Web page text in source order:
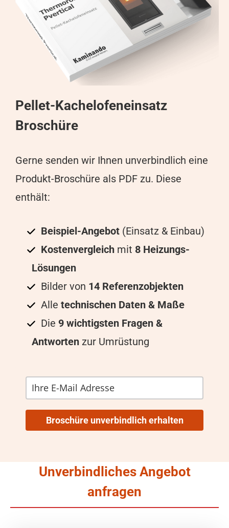
Pellet-Kachelofeneinsatz
Broschüre
Gerne senden wir Ihnen unverbindlich eine
Produkt-Broschüre als PDF zu. Diese
enthält:
Beispiel-Angebot (Einsatz & Einbau)
Kostenvergleich mit 8 Heizungs-
Lösungen
Bilder von 14 Referenzobjekten
Alle technischen Daten & Maße
Die 9 wichtigsten Fragen &
Antworten zur Umrüstung
Broschüre unverbindlich erhalten
Unverbindliches Angebot
anfragen